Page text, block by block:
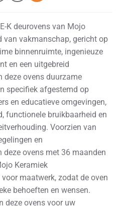
K deurovens van Mojo
van vakmanschap, gericht op
binnenruimte, ingenieuze
en een uitgebreid
deze ovens duurzame
specifiek afgestemd op
en educatieve omgevingen,
functionele bruikbaarheid en
Voorzien van
en
ovens met 36 maanden
Keramiek
maatwerk, zodat de oven
behoeften en wensen.
deze ovens voor uw